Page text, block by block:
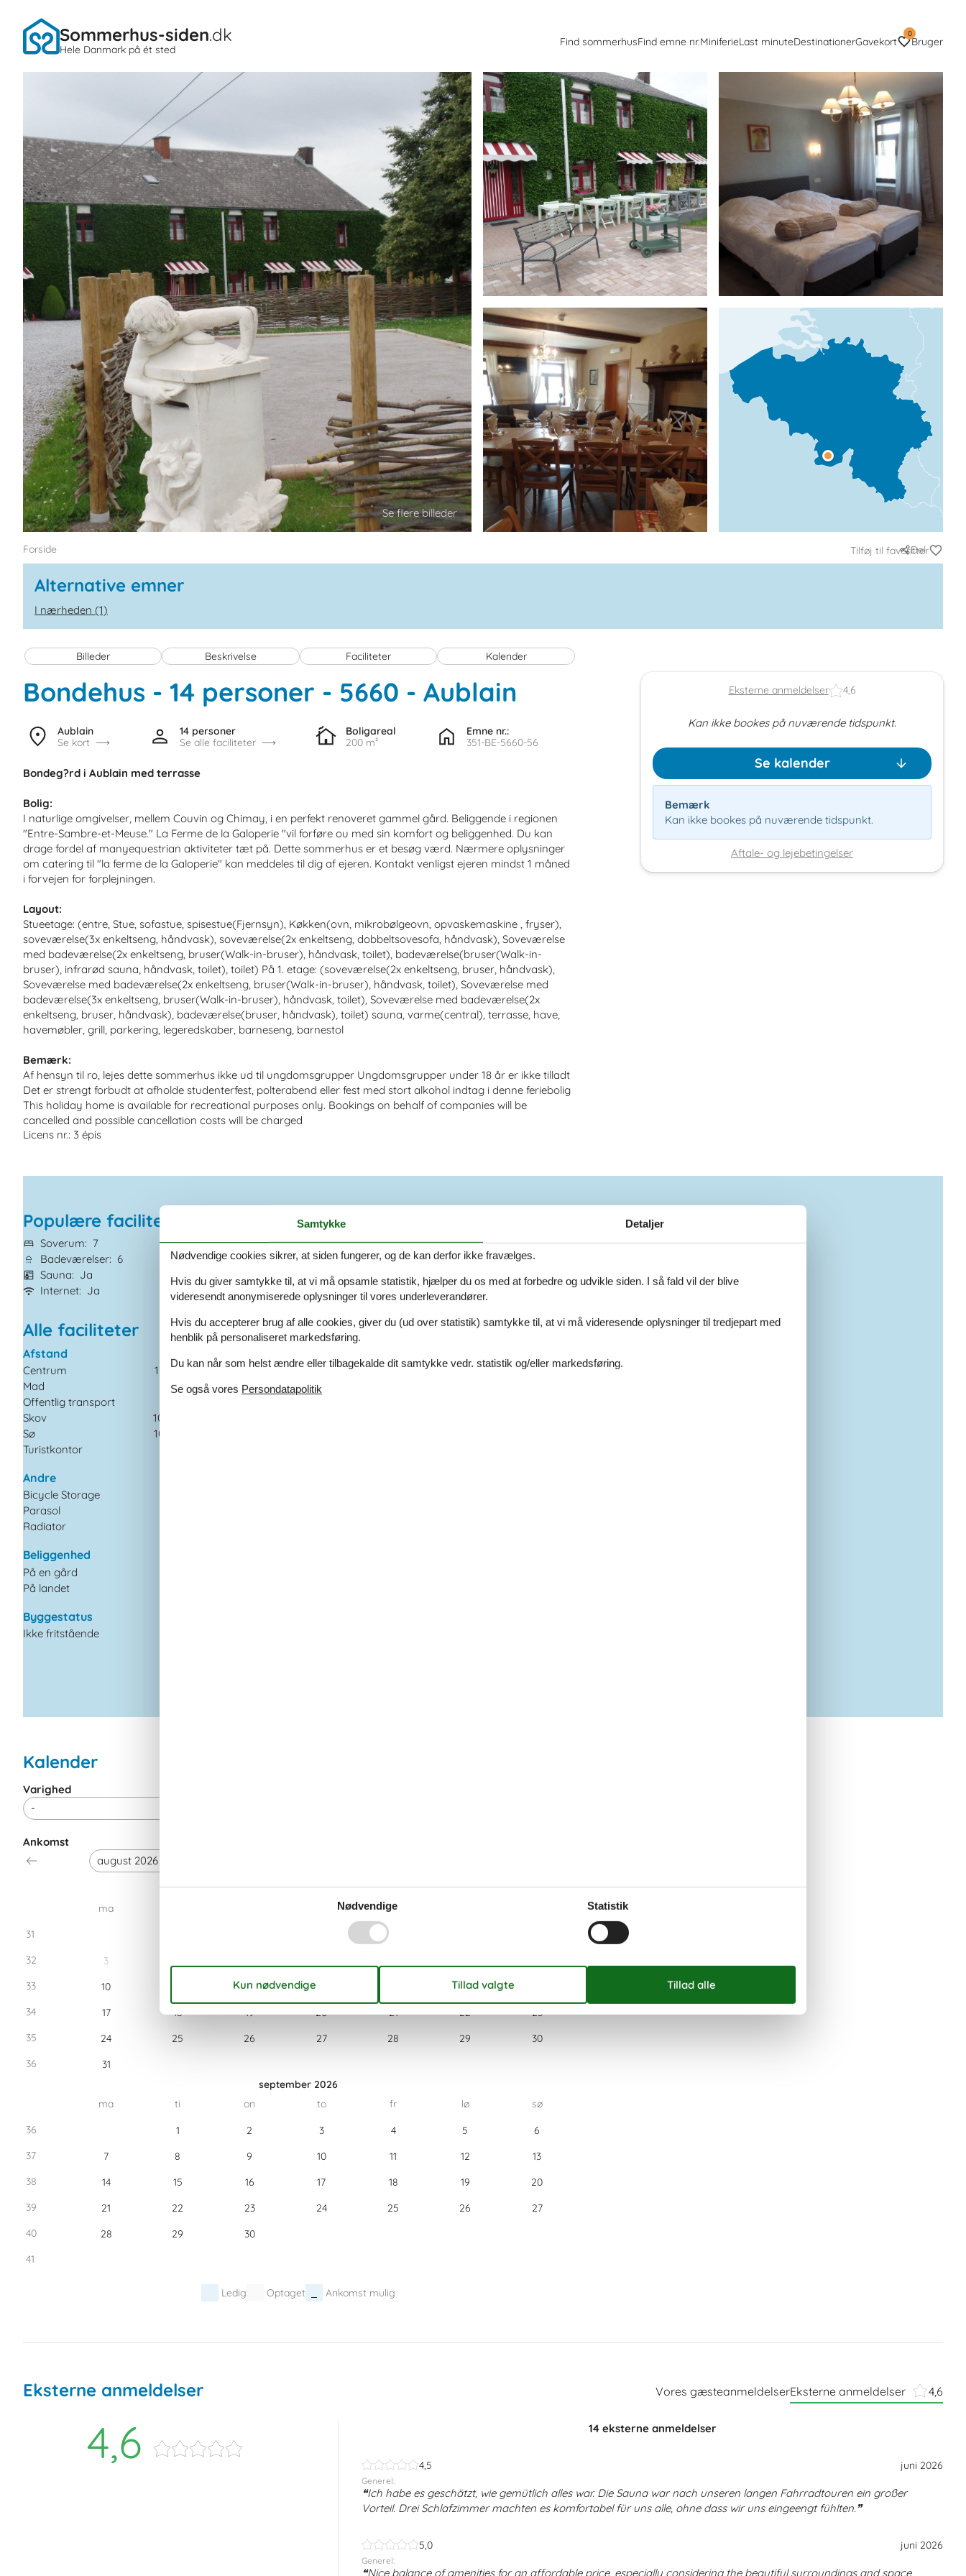
Sommerhus-siden.dk
Hele Danmark på ét sted
Find sommerhusFind emne nr.MiniferieLast minuteDestinationerGavekort
0
Bruger
Forside Tilføj til favoritter
Del
Alternative emner
I nærheden (1)
Billeder Beskrivelse Faciliteter Kalender
Bondehus - 14 personer - 5660 - Aublain
Aublain
Se kort
14 personer
Se alle faciliteter
Boligareal
200 m²
Emne nr.:
351-BE-5660-56
Bondeg?rd i Aublain med terrasse
Bolig:
I naturlige omgivelser, mellem Couvin og Chimay, i en perfekt renoveret gammel gård. Beliggende i regionen
"Entre-Sambre-et-Meuse." La Ferme de la Galoperie "vil forføre ou med sin komfort og beliggenhed. Du kan
drage fordel af manyequestrian aktiviteter tæt på. Dette sommerhus er et besøg værd. Nærmere oplysninger
om catering til "la ferme de la Galoperie" kan meddeles til dig af ejeren. Kontakt venligst ejeren mindst 1 måned
i forvejen for forplejningen.
Layout:
Stueetage: (entre, Stue, sofastue, spisestue(Fjernsyn), Køkken(ovn, mikrobølgeovn, opvaskemaskine , fryser),
soveværelse(3x enkeltseng, håndvask), soveværelse(2x enkeltseng, dobbeltsovesofa, håndvask), Soveværelse
med badeværelse(2x enkeltseng, bruser(Walk-in-bruser), håndvask, toilet), badeværelse(bruser(Walk-in-
bruser), infrarød sauna, håndvask, toilet), toilet) På 1. etage: (soveværelse(2x enkeltseng, bruser, håndvask),
Soveværelse med badeværelse(2x enkeltseng, bruser(Walk-in-bruser), håndvask, toilet), Soveværelse med
badeværelse(3x enkeltseng, bruser(Walk-in-bruser), håndvask, toilet), Soveværelse med badeværelse(2x
enkeltseng, bruser, håndvask), badeværelse(bruser, håndvask), toilet) sauna, varme(central), terrasse, have,
havemøbler, grill, parkering, legeredskaber, barneseng, barnestol
Bemærk:
Af hensyn til ro, lejes dette sommerhus ikke ud til ungdomsgrupper Ungdomsgrupper under 18 år er ikke tilladt
Det er strengt forbudt at afholde studenterfest, polterabend eller fest med stort alkohol indtag i denne feriebolig
This holiday home is available for recreational purposes only. Bookings on behalf of companies will be
cancelled and possible cancellation costs will be charged
Licens nr.: 3 épis
Populære faciliteter
Soverum
7
Badeværelser
6
Boligareal 200 m²
Husdyr 1
Tilbyder miniferie Nej
Afstand vand 10 km
Sauna
Ja
Internet
Ja
Opvaskemaskine
Ja
Ikkeryger
Ja
Alle faciliteter
Afstand
Centrum
15 km
Mad
7 km
Offentlig transport
Skov
100 m
Sø
10 km
Turistkontor
Andre
Bicycle Storage
Parasol
Radiator
Beliggenhed
På en gård
På landet
Byggestatus
Ikke fritstående
Børneseng
Højstol
BBQ
Kalender
Ankomst
august 2026
ma
fr
31
32
3
33
10 12 15
34
17 18 19 20 21 22
23
35
24 25 26 27 28 29
30
36
31
september 2026
ma
ti on to fr lø
sø
36
1 2 3 4 5
6
37
7 8 9 10 11 12
13
38
14 15 16 17 18 19
20
39
21 22 23 24 25 26
27
40
28 29
30
41
Ledig Optaget Ankomst mulig
Varighed
Eksterne anmeldelser 4,6
Kan ikke bookes på nuværende tidspunkt.
Se kalender
Bemærk
Kan ikke bookes på nuværende tidspunkt.
Aftale- og lejebetingelser
Eksterne anmeldelser Vores gæsteanmeldelserEksterne anmeldelser 4,6
4,6 14 eksterne anmeldelser
4,5 juni 2026
Generel:
Ich habe es geschätzt, wie gemütlich alles war. Die Sauna war nach unseren langen Fahrradtouren ein großer
Vorteil. Drei Schlafzimmer machten es komfortabel für uns alle, ohne dass wir uns eingeengt fühlten.
5,0 juni 2026
Generel:
Nice balance of amenities for an affordable price, especially considering the beautiful surroundings and space
Samtykke Detaljer
Nødvendige cookies sikrer, at siden fungerer, og de kan derfor ikke fravælges.
Hvis du giver samtykke til, at vi må opsamle statistik, hjælper du os med at forbedre og udvikle siden. I så fald vil der blive
videresendt anonymiserede oplysninger til vores underleverandører.
Hvis du accepterer brug af alle cookies, giver du (ud over statistik) samtykke til, at vi må videresende oplysninger til tredjepart med
henblik på personaliseret markedsføring.
Du kan når som helst ændre eller tilbagekalde dit samtykke vedr. statistik og/eller markedsføring.
Se også vores Persondatapolitik
Nødvendige Statistik